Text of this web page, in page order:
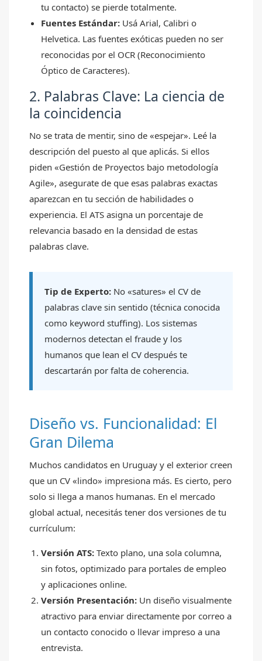
tu contacto) se pierde totalmente.
Fuentes Estándar: Usá Arial, Calibri o
Helvetica. Las fuentes exóticas pueden no ser
reconocidas por el OCR (Reconocimiento
Óptico de Caracteres).
2. Palabras Clave: La ciencia de
la coincidencia
No se trata de mentir, sino de «espejar». Leé la
descripción del puesto al que aplicás. Si ellos
piden «Gestión de Proyectos bajo metodología
Agile», asegurate de que esas palabras exactas
aparezcan en tu sección de habilidades o
experiencia. El ATS asigna un porcentaje de
relevancia basado en la densidad de estas
palabras clave.
Tip de Experto: No «satures» el CV de
palabras clave sin sentido (técnica conocida
como keyword stuffing). Los sistemas
modernos detectan el fraude y los
humanos que lean el CV después te
descartarán por falta de coherencia.
Diseño vs. Funcionalidad: El
Gran Dilema
Muchos candidatos en Uruguay y el exterior creen
que un CV «lindo» impresiona más. Es cierto, pero
solo si llega a manos humanas. En el mercado
global actual, necesitás tener dos versiones de tu
currículum:
Versión ATS: Texto plano, una sola columna,
sin fotos, optimizado para portales de empleo
y aplicaciones online.
Versión Presentación: Un diseño visualmente
atractivo para enviar directamente por correo a
un contacto conocido o llevar impreso a una
entrevista.